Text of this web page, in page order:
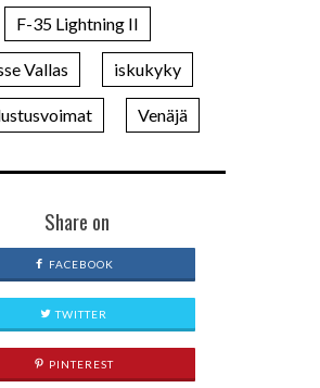
F-35 Lightning II
Vallas iskukyky
Venäjä
Share on
FACEBOOK
TWITTER
PINTEREST